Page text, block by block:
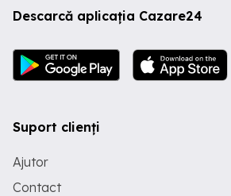
Descarcă aplicația Cazare24
Suport clienți
Ajutor
Contact